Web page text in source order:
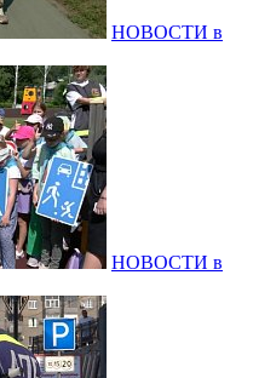
НОВОСТИ в
НОВОСТИ в